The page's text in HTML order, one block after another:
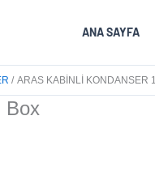
ANA SAYFA
ARAS KABINLI KONDANSER
Box